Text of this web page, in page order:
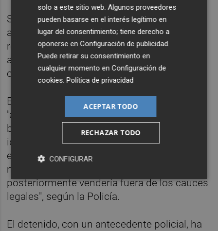
Se averiguó entonces, a través de los
accesos a las bases de datos y compras
realizadas, que el sospechoso podía ser un
antiguo empleado de la Federación con
conocimiento del sistema informático.
Este, tras cesar en su puesto de trabajo,
"aprovechó para modificar datos de cuentas
bancarias, además de capturar datos de
identidad y bancarios de los afectados, para
emplearlos en adquirir material electrónico
mediante estafa en comercio que
posteriormente vendería fuera de los cauces
legales", según la Policía.
El detenido, con un antecedente policial, ha
solo a este sitio web. Algunos proveedores
pueden basarse en el interés legítimo en
lugar del consentimiento; tiene derecho a
oponerse enConfiguración de publicidad
Puede retirar su consentimiento en
cualquier momento enConfiguración de
cookies .Política de privacidad
ACEPTAR TODO
RECHAZAR TODO
CONFIGURAR